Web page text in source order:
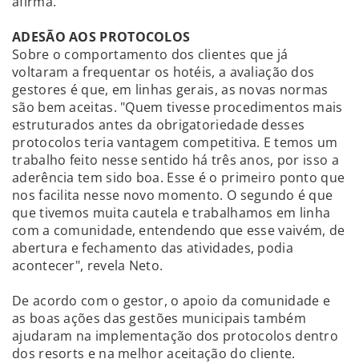
ADESÃO AOS PROTOCOLOS
Sobre o comportamento dos clientes que já
voltaram a frequentar os hotéis, a avaliação dos
gestores é que, em linhas gerais, as novas normas
são bem aceitas. "Quem tivesse procedimentos mais
estruturados antes da obrigatoriedade desses
protocolos teria vantagem competitiva. E temos um
trabalho feito nesse sentido há três anos, por isso a
aderência tem sido boa. Esse é o primeiro ponto que
nos facilita nesse novo momento. O segundo é que
que tivemos muita cautela e trabalhamos em linha
com a comunidade, entendendo que esse vaivém, de
abertura e fechamento das atividades, podia
acontecer", revela Neto.
De acordo com o gestor, o apoio da comunidade e
as boas ações das gestões municipais também
ajudaram na implementação dos protocolos dentro
dos resorts e na melhor aceitação do cliente.